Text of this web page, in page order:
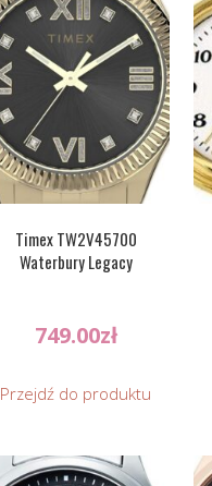
Timex TW2V45700
Waterbury Legacy
749.00zł
Przejdź do produktu